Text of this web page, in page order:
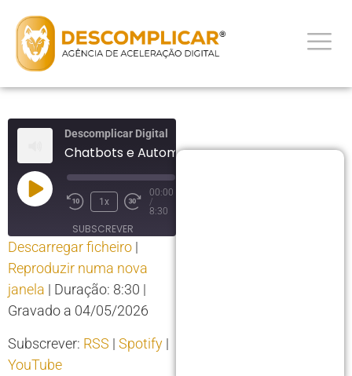
Descomplicar Digital
Chatbots e Automação de Atendimento
1x
00:00
/
8:30
SUBSCREVER
PARTILHAR
RSS Spotify
YouTube
RSS FEED
PARTILHAR
LIGAÇÃO
Descarregar ficheiro |
Reproduzir numa nova
janela | Duração: 8:30 |
Gravado a 04/05/2026
Subscrever: RSS | Spotify |
YouTube